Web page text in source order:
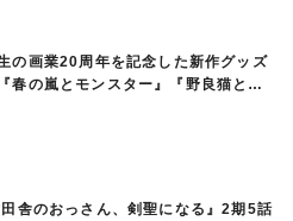
の画業20周年を記念した新作グッズ
春の嵐とモンスター』『野良猫と
舎のおっさん、剣聖になる』2期5話